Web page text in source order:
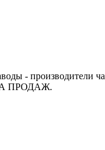
заводы -
ПРОДАЖ.